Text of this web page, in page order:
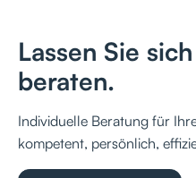
Lassen Sie
beraten.
Individuelle Beratung für
kompetent, persönlich,